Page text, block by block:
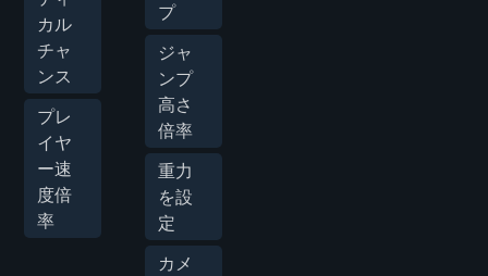
カル
チャ
ンス
プレ
イヤ
ー速
度倍
率
プ
ジャ
ンプ
高さ
倍率
重力
を設
定
カメ